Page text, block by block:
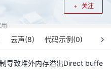
关注
云声(8) 代码示例(0)
导致堆外内存溢出Direct buffe